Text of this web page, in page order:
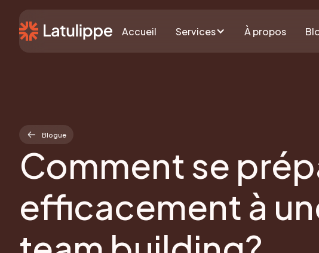
Accueil Services À propos
Blogue
Comment se
efficacement à